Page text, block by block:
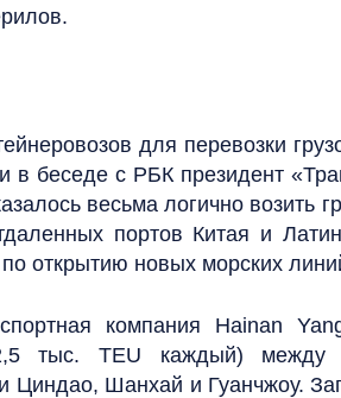
для перевозки
беседе с РБК президент
весьма логично
портов Китая и
открытию новых морских
компания Hainan
тыс. TEU каждый)
Шанхай и Гуанчжоу.